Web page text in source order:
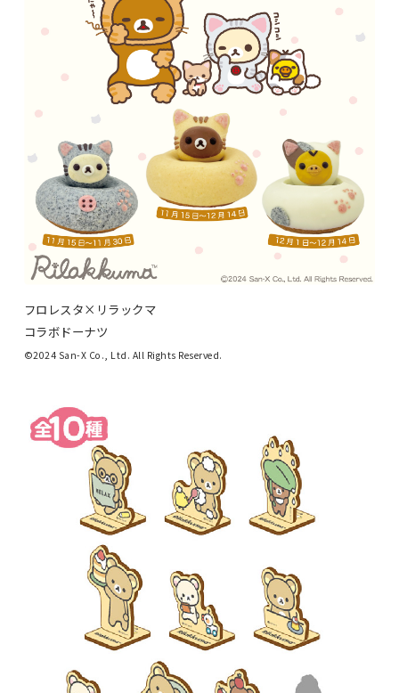
フロレスタ×リラックマ
コラボドーナツ
©2024 San-X Co., Ltd. All Rights Reserved.